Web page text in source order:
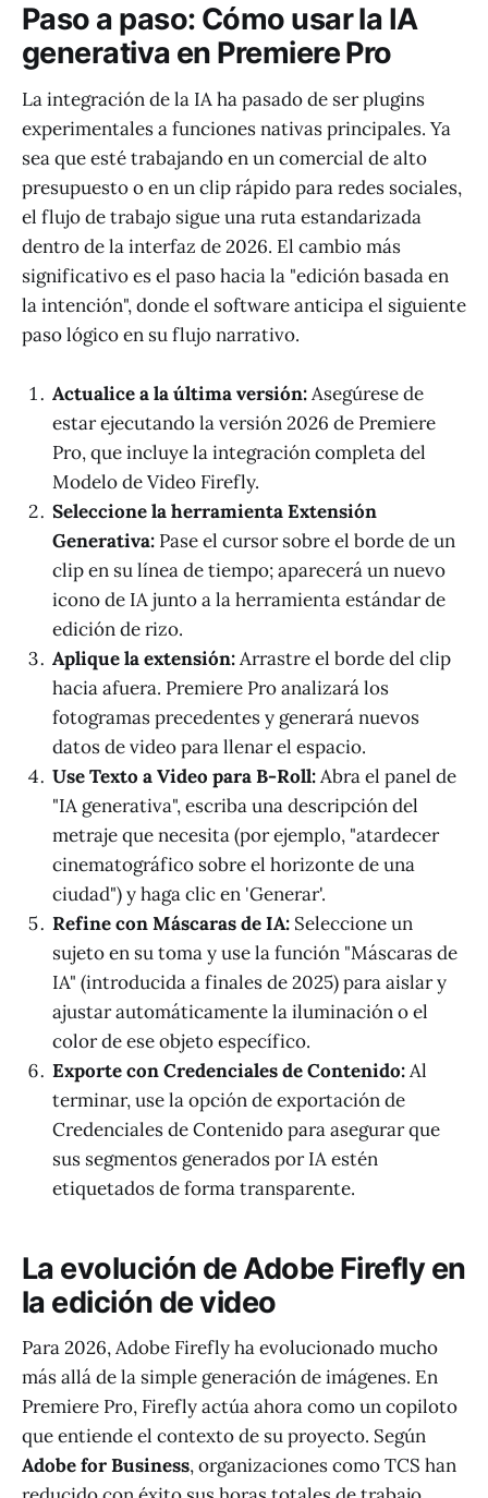
Paso a paso: Cómo usar la IA
generativa en Premiere Pro
La integración de la IA ha pasado de ser plugins
experimentales a funciones nativas principales. Ya
sea que esté trabajando en un comercial de alto
presupuesto o en un clip rápido para redes sociales,
el flujo de trabajo sigue una ruta estandarizada
dentro de la interfaz de 2026. El cambio más
significativo es el paso hacia la "edición basada en
la intención", donde el software anticipa el siguiente
paso lógico en su flujo narrativo.
Actualice a la última versión:Asegúrese de
estar ejecutando la versión 2026 de Premiere
Pro, que incluye la integración completa del
Modelo de Video Firefly.
Seleccione la herramienta Extensión
Generativa: Pase el cursor sobre el borde de un
clip en su línea de tiempo; aparecerá un nuevo
icono de IA junto a la herramienta estándar de
edición de rizo.
Aplique la extensión:Arrastre el borde del clip
hacia afuera. Premiere Pro analizará los
fotogramas precedentes y generará nuevos
datos de video para llenar el espacio.
Use Texto a Video para B-Roll:Abra el panel de
"IA generativa", escriba una descripción del
metraje que necesita (por ejemplo, "atardecer
cinematográfico sobre el horizonte de una
ciudad") y haga clic en 'Generar'.
Refine con Máscaras de IA: Seleccione un
sujeto en su toma y use la función "Máscaras de
IA" (introducida a finales de 2025) para aislar y
ajustar automáticamente la iluminación o el
color de ese objeto específico.
Exporte con Credenciales de Contenido:Al
terminar, use la opción de exportación de
Credenciales de Contenido para asegurar que
sus segmentos generados por IA estén
etiquetados de forma transparente.
La evolución de Adobe Firefly en
la edición de video
Para 2026, Adobe Firefly ha evolucionado mucho
más allá de la simple generación de imágenes. En
Premiere Pro, Firefly actúa ahora como un copiloto
que entiende el contexto de su proyecto. Según
Adobe for Business, organizaciones como TCS han